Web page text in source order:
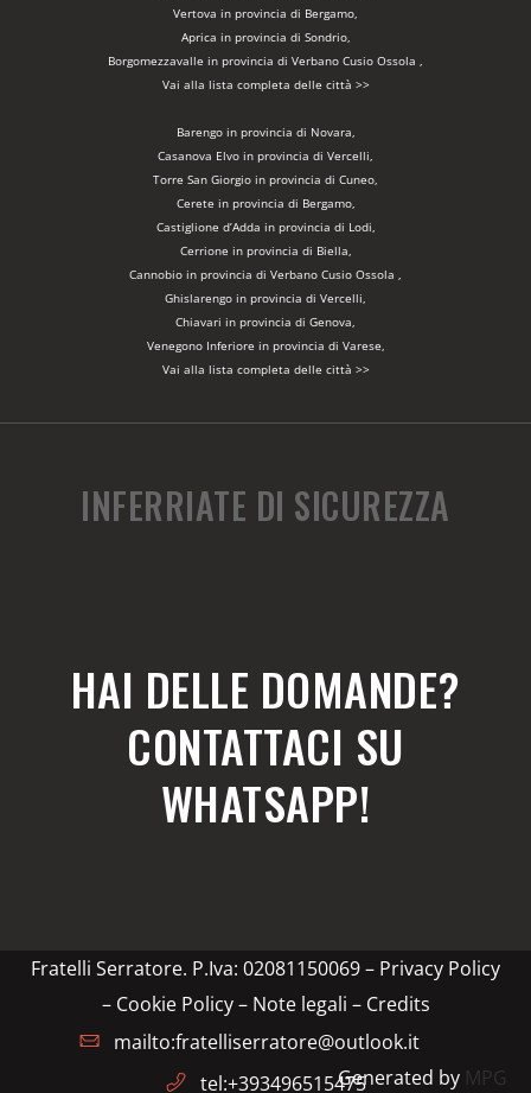
Vertova in provincia di Bergamo,
Aprica in provincia di Sondrio,
Borgomezzavalle in provincia di Verbano Cusio Ossola ,
Vai alla lista completa delle città >>
Barengo in provincia di Novara,
Casanova Elvo in provincia di Vercelli,
Torre San Giorgio in provincia di Cuneo,
Cerete in provincia di Bergamo,
Castiglione d’Adda in provincia di Lodi,
Cerrione in provincia di Biella,
Cannobio in provincia di Verbano Cusio Ossola ,
Ghislarengo in provincia di Vercelli,
Chiavari in provincia di Genova,
Venegono Inferiore in provincia di Varese,
Vai alla lista completa delle città >>
INFERRIATE DI SICUREZZA
HAI DELLE DOMANDE?
CONTATTACI SU
WHATSAPP!
Fratelli Serratore. P.Iva: 02081150069 – Privacy Policy
– Cookie Policy – Note legali – Credits
mailto:fratelliserratore@outlook.it
tel:+393496515475Generated by MPG